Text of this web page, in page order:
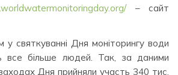
– сайт
святкуванні Дня моніторингу води
все більше людей. Так, за даними
Дня прийняли участь 340 тис.